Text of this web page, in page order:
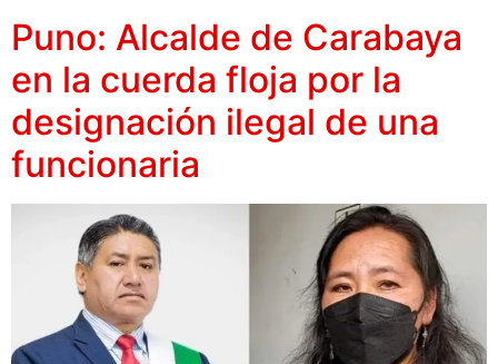
Puno: Alcalde de Carabaya
en la cuerda floja por la
designación ilegal de una
funcionaria